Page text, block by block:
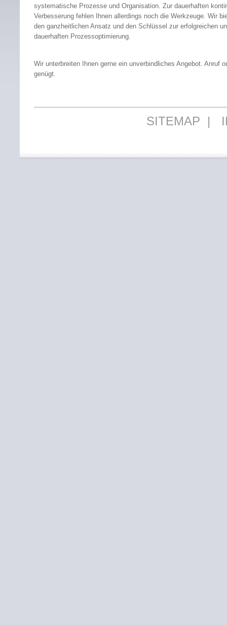
systematische Prozesse und Organisation. Zur dauerhaften
Verbesserung fehlen Ihnen allerdings noch die Werkzeuge. Wir
den ganzheitlichen Ansatz und den Schlüssel zur erfolgreichen
dauerhaften Prozessoptimierung.
Wir unterbreiten Ihnen gerne ein unverbindliches Angebot. Anruf
genügt.
SITEMAP |